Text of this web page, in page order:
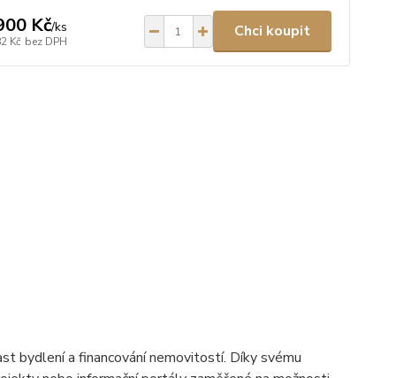
Kč/ks
Kč bez DPH
Chci koupit
bydlení a financování nemovitostí. Díky svému